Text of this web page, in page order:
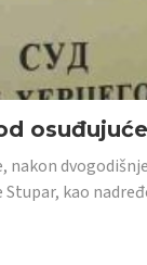
nakon
kao